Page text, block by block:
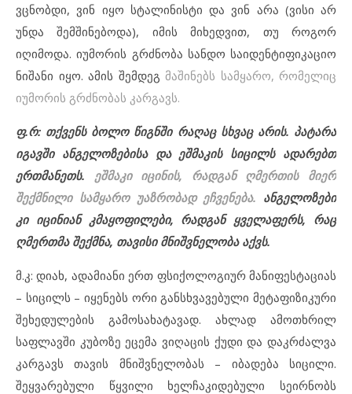
ვცნობდი, ვინ იყო სტალინისტი და ვინ არა (ვისი არ
უნდა შემშინებოდა), იმის მიხედვით, თუ როგორ
იღიმოდა. იუმორის გრძნობა სანდო საიდენტიფიკაციო
ნიშანი იყო. ამის შემდეგ მაშინებს სამყარო, რომელიც
იუმორის გრძნობას კარგავს.
ფ.რ: თქვენს ბოლო წიგნში რაღაც სხვაც არის. პატარა
იგავში ანგელოზებისა და ეშმაკის სიცილს ადარებთ
ერთმანეთს. ეშმაკი იცინის, რადგან ღმერთის მიერ
შექმნილი სამყარო უაზრობად ეჩვენება. ანგელოზები
კი იცინიან კმაყოფილები, რადგან ყველაფერს, რაც
ღმერთმა შექმნა, თავისი მნიშვნელობა აქვს.
მ.კ: დიახ, ადამიანი ერთ ფსიქოლოგიურ მანიფესტაციას
– სიცილს – იყენებს ორი განსხვავებული მეტაფიზიკური
შეხედულების გამოსახატავად. ახლად ამოთხრილ
საფლავში კუბოზე ეცემა ვიღაცის ქუდი და დაკრძალვა
კარგავს თავის მნიშვნელობას – იბადება სიცილი.
შეყვარებული წყვილი ხელჩაკიდებული სეირნობს